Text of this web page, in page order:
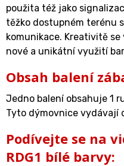
použita též jako
těžko dostupném terénu
komunikace. Kreativitě
nové a unikátní využití
Obsah balení
Jedno balení obsahuje 1
Tyto dýmovnice vydávají
Podívejte se na
RDG1 bílé barvy: